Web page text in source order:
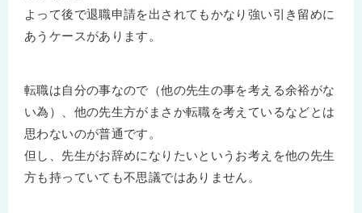
よって後で退職申請を出されてもかなり強い引き留めに
あうケースがあります。
転職は自分の事なので（他の先生の事を考える余裕がな
い為）、他の先生方がまさか転職を考えているなどとは
思わないのが普通です。
但し、先生がお辞めになりたいというお考えを他の先生
方も持っていても不思議ではありません。